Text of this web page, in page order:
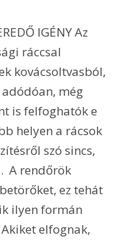
IGÉNY Az
ráccsal
kovácsoltvasból,
még
is felfoghatók e
helyen a rácsok
szó sincs,
A rendőrök
ez tehát
ilyen formán
elfognak,